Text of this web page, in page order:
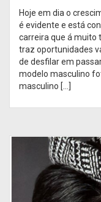
Hoje em dia o
é evidente e está
carreira que á muito
traz oportunidades
de desfilar em
modelo masculino
masculino […]